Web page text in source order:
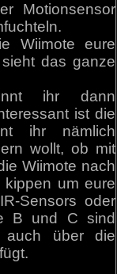
Motionsensor
Wiimote eure
das ganze
ihr dann
ist die
ihr nämlich
wollt, ob mit
Wiimote nach
kippen um eure
Sensors oder
B und C sind
auch über die